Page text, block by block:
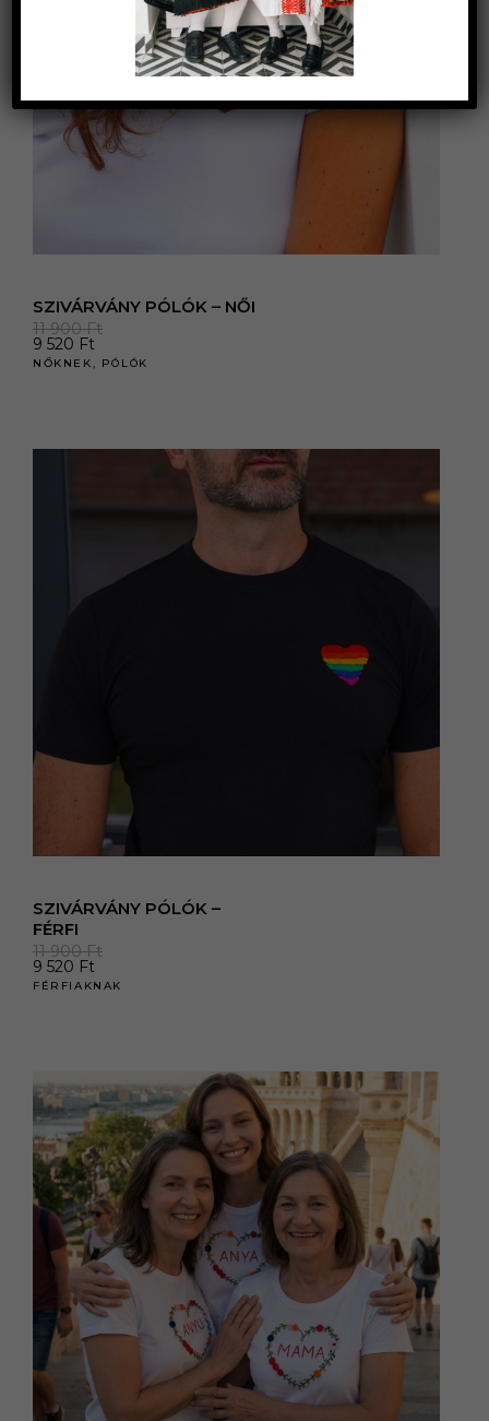
SZIVÁRVÁNY PÓLÓK – NŐI
11 900Ft
9 520 Ft
NŐKNEK, PÓLÓK
SZIVÁRVÁNY PÓLÓK –
FÉRFI
11 900Ft
9 520 Ft
FÉRFIAKNAK